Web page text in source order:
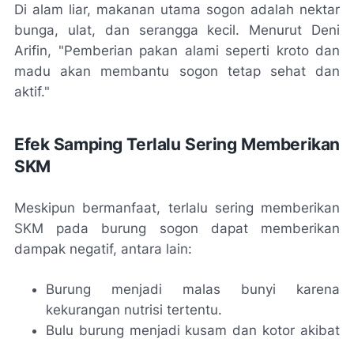
Di alam liar, makanan utama sogon adalah nektar
bunga, ulat, dan serangga kecil. Menurut Deni
Arifin, "Pemberian pakan alami seperti kroto dan
madu akan membantu sogon tetap sehat dan
aktif."
Efek Samping Terlalu Sering Memberikan
SKM
Meskipun bermanfaat, terlalu sering memberikan
SKM pada burung sogon dapat memberikan
dampak negatif, antara lain:
Burung menjadi malas bunyi karena
kekurangan nutrisi tertentu.
Bulu burung menjadi kusam dan kotor akibat